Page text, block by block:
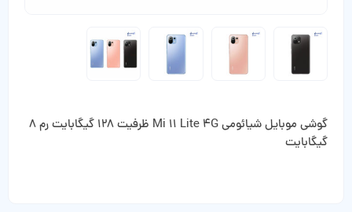
گوشی موبایل شیائومی Mi 11 Lite 4G ظرفیت 128 گیگابایت رم 8
گیگابایت